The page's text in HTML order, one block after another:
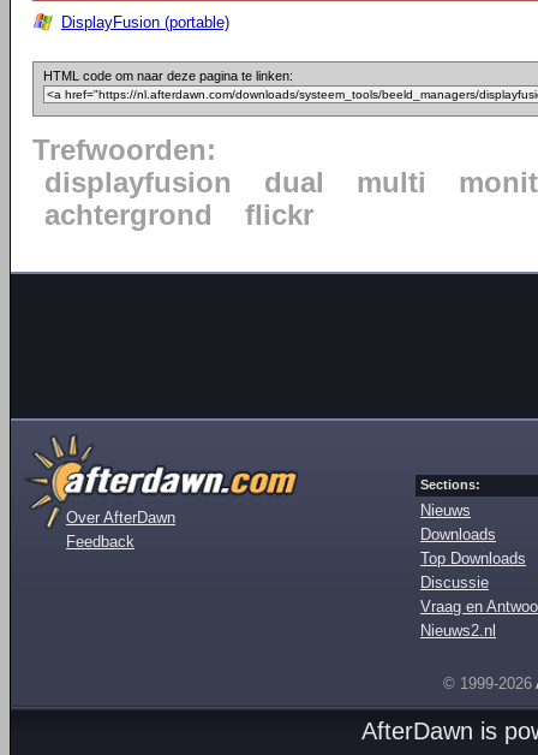
DisplayFusion (portable)
HTML code om naar deze pagina te linken:
Trefwoorden:
displayfusion
dual multi
achtergrond
flickr
Over AfterDawn
Feedback
Sections:
Nieuws
Downloads
Top Downloads
Discussie
Vraag en
Nieuws2.nl
© 1999-2026
AfterDawn is